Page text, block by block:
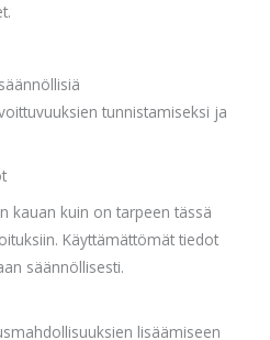
tunnistamiseksi ja
kauan kuin on tarpeen tässä
Käyttämättömät tiedot
säännöllisesti.
lisäämiseen